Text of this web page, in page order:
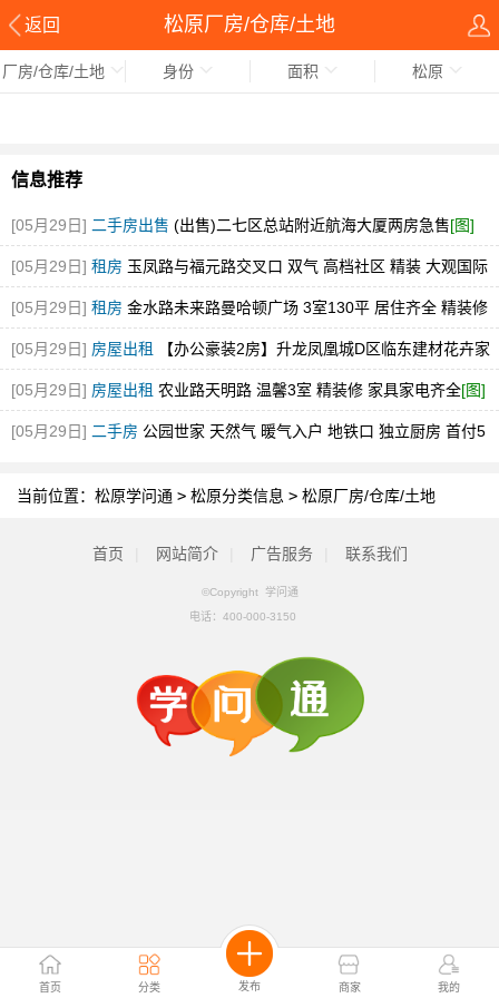
返回 松原厂房/仓库/土地
首页 分类 发布 商家 我的
厂房/仓库/土地 身份 面积 松原
信息推荐
[05月29日] 二手房出售 (出售)二七区总站附近航海大厦两房急售[图]
[05月29日] 租房 玉凤路与福元路交叉口 双气 高档社区 精装 大观国际
[图]
[05月29日] 租房 金水路未来路曼哈顿广场 3室130平 居住齐全 精装修
随时看[图]
[05月29日] 房屋出租 【办公豪装2房】升龙凤凰城D区临东建材花卉家
电市场中博旁急租[图]
[05月29日] 房屋出租 农业路天明路 温馨3室 精装修 家具家电齐全[图]
[05月29日] 二手房 公园世家 天然气 暖气入户 地铁口 独立厨房 首付5
当前位置： 松原学问通 > 松原分类信息 > 松原厂房/仓库/土地
首页 网站简介 广告服务 联系我们
©Copyright 学问通
电话： 400-000-3150